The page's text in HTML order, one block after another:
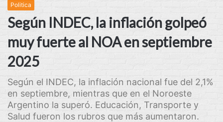
Politica
Según INDEC, la inflación golpeó
muy fuerte al NOA en septiembre
2025
Según el INDEC, la inflación nacional fue del 2,1%
en septiembre, mientras que en el Noroeste
Argentino la superó. Educación, Transporte y
Salud fueron los rubros que más aumentaron.